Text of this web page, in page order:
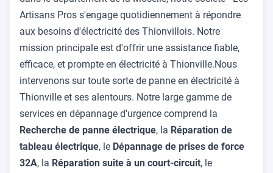
Artisans Pros s'engage quotidiennement à répondre
aux besoins d'électricité des Thionvillois. Notre
mission principale est d'offrir une assistance fiable,
efficace, et prompte en électricité à Thionville.Nous
intervenons sur toute sorte de panne en électricité à
Thionville et ses alentours. Notre large gamme de
services en dépannage d'urgence comprend la
Recherche de panne électrique, la Réparation de
tableau électrique, le Dépannage de prises de force
32A, la Réparation suite à un court-circuit, le